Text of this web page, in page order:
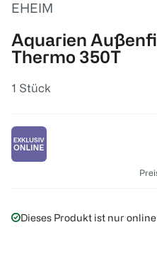
EHEIM
Aquarien
Thermo 350T
1 Stück
Dieses Produkt ist nur